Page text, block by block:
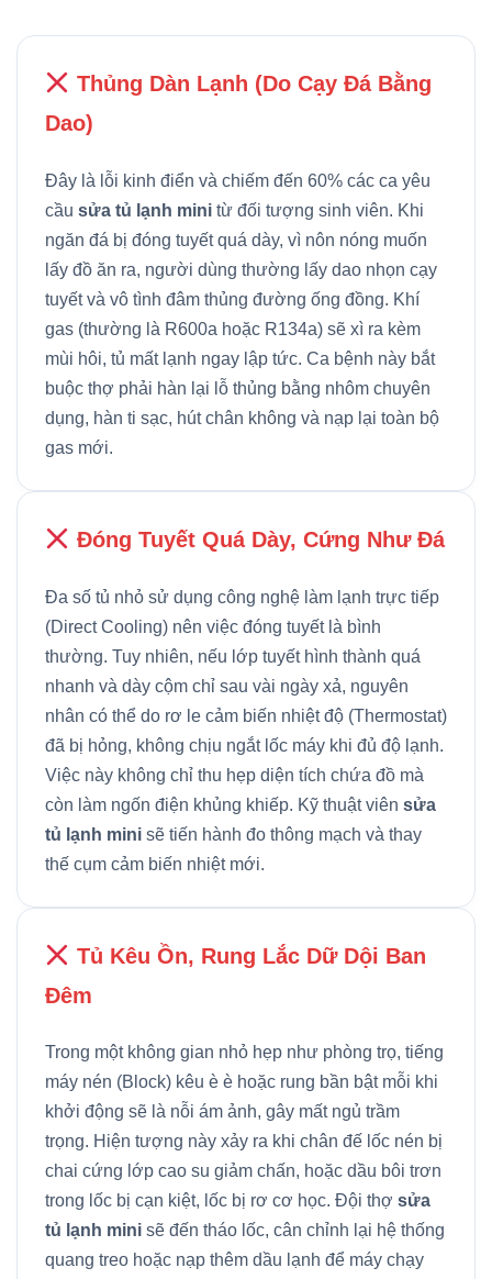
Thủng Dàn Lạnh (Do Cạy Đá Bằng
Dao)
Đây là lỗi kinh điển và chiếm đến 60% các ca yêu
cầu sửa tủ lạnh mini từ đối tượng sinh viên. Khi
ngăn đá bị đóng tuyết quá dày, vì nôn nóng muốn
lấy đồ ăn ra, người dùng thường lấy dao nhọn cạy
tuyết và vô tình đâm thủng đường ống đồng. Khí
gas (thường là R600a hoặc R134a) sẽ xì ra kèm
mùi hôi, tủ mất lạnh ngay lập tức. Ca bệnh này bắt
buộc thợ phải hàn lại lỗ thủng bằng nhôm chuyên
dụng, hàn ti sạc, hút chân không và nạp lại toàn bộ
gas mới.
Đóng Tuyết Quá Dày, Cứng Như Đá
Đa số tủ nhỏ sử dụng công nghệ làm lạnh trực tiếp
(Direct Cooling) nên việc đóng tuyết là bình
thường. Tuy nhiên, nếu lớp tuyết hình thành quá
nhanh và dày cộm chỉ sau vài ngày xả, nguyên
nhân có thể do rơ le cảm biến nhiệt độ (Thermostat)
đã bị hỏng, không chịu ngắt lốc máy khi đủ độ lạnh.
Việc này không chỉ thu hẹp diện tích chứa đồ mà
còn làm ngốn điện khủng khiếp. Kỹ thuật viên sửa
tủ lạnh mini sẽ tiến hành đo thông mạch và thay
thế cụm cảm biến nhiệt mới.
Tủ Kêu Ồn, Rung Lắc Dữ Dội Ban
Đêm
Trong một không gian nhỏ hẹp như phòng trọ, tiếng
máy nén (Block) kêu è è hoặc rung bần bật mỗi khi
khởi động sẽ là nỗi ám ảnh, gây mất ngủ trầm
trọng. Hiện tượng này xảy ra khi chân đế lốc nén bị
chai cứng lớp cao su giảm chấn, hoặc dầu bôi trơn
trong lốc bị cạn kiệt, lốc bị rơ cơ học. Đội thợ sửa
tủ lạnh mini sẽ đến tháo lốc, cân chỉnh lại hệ thống
quang treo hoặc nạp thêm dầu lạnh để máy chạy